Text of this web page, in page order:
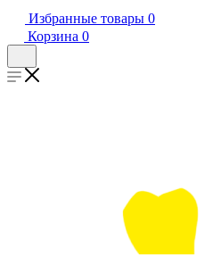
Избранные товары 0
Корзина 0